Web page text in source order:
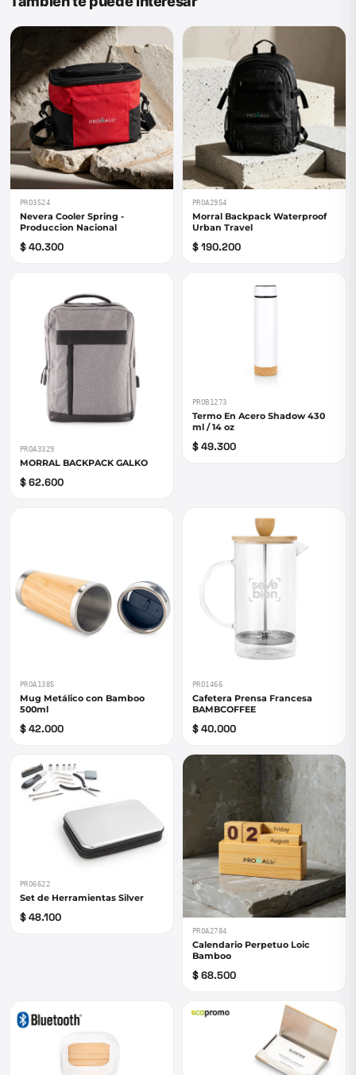
PRO3524
Nevera Cooler Spring -
Produccion Nacional
$ 40.300
PROA2954
Morral Backpack Waterproof
Urban Travel
$ 190.200
PROA3329
MORRAL BACKPACK GALKO
$ 62.600
PROB1273
Termo En Acero Shadow 430
ml / 14 oz
$ 49.300
PROA1385
Mug Metálico con Bamboo
500ml
$ 42.000
PRO1466
Cafetera Prensa Francesa
BAMBCOFFEE
$ 40.000
PRO6622
Set de Herramientas Silver
$ 48.100
PROA2784
Calendario Perpetuo Loic
Bamboo
$ 68.500